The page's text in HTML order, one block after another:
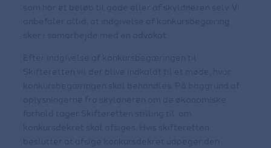
som har et beløb til gode eller af skyldneren selv. Vi
anbefaler altid, at indgivelse af konkursbegæring
sker i samarbejde med en advokat.
Efter indgivelse af konkursbegæringen til
Skifteretten vil der blive indkaldt til et møde, hvor
konkursbegæringen skal behandles. På baggrund af
oplysningerne fra skyldneren om de økonomiske
forhold tager Skifteretten stilling til, om
konkursdekret skal afsiges. Hvis skifteretten
beslutter at afsige konkursdekret udpeger den